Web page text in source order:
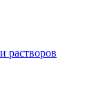
растворов